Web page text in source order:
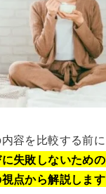
容を比較する前に
失敗しないため
点から解説します